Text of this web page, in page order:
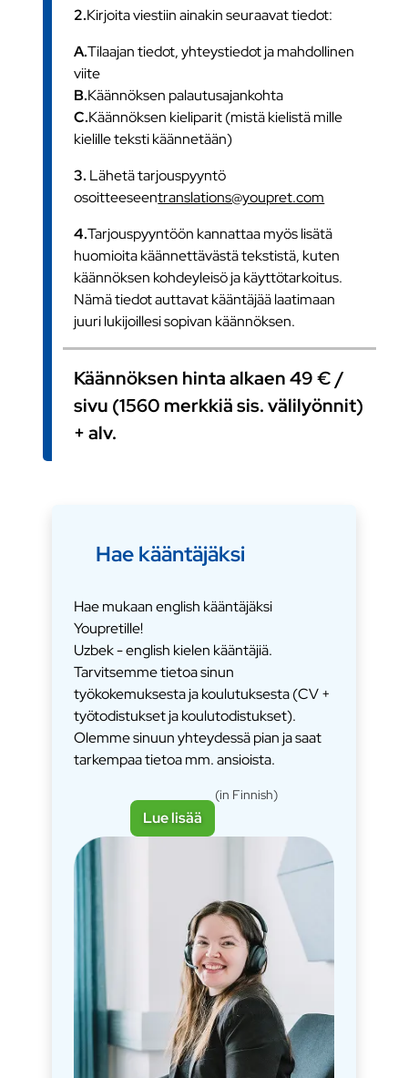
2.Kirjoita viestiin ainakin seuraavat tiedot:
A.Tilaajan tiedot, yhteystiedot ja mahdollinen
viite
B.Käännöksen palautusajankohta
C.Käännöksen kieliparit (mistä kielistä mille
kielille teksti käännetään)
3. Lähetä tarjouspyyntö
osoitteeseentranslations@youpret.com
4.Tarjouspyyntöön kannattaa myös lisätä
huomioita käännettävästä tekstistä, kuten
käännöksen kohdeyleisö ja käyttötarkoitus.
Nämä tiedot auttavat kääntäjää laatimaan
juuri lukijoillesi sopivan käännöksen.
Käännöksen hinta alkaen 49 € /
sivu (1560 merkkiä sis. välilyönnit)
+ alv.
Hae kääntäjäksi
Hae mukaan english kääntäjäksi
Youpretille!
Uzbek - english kielen kääntäjiä.
Tarvitsemme tietoa sinun
työkokemuksesta ja koulutuksesta (CV +
työtodistukset ja koulutodistukset).
Olemme sinuun yhteydessä pian ja saat
tarkempaa tietoa mm. ansioista.
Lue lisää
(in Finnish)